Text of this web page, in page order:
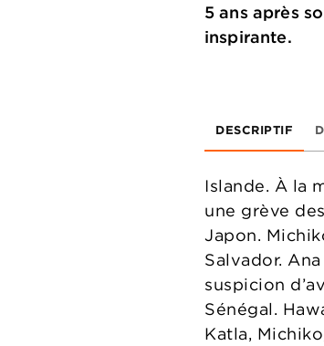
5 ans après
inspirante.
DESCRIPTIF
Islande. À la
une grève
Japon.
Salvador.
suspicion
Sénégal.
Katla,